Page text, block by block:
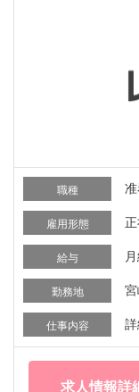
職種
雇用形態
給与
勤務地
仕事内容
求人情報詳